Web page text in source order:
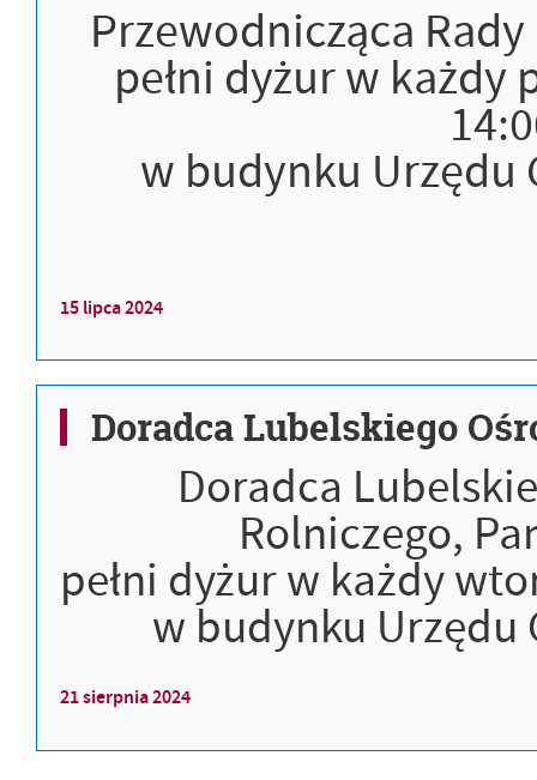
Przewodnicząca
pełni dyżur w każdy
w budynku Urzędu
15lipca2024
Doradca Lubelskiego
Doradca
Rolniczego,
pełni dyżur w każdy
w budynku Urzędu
21sierpnia2024